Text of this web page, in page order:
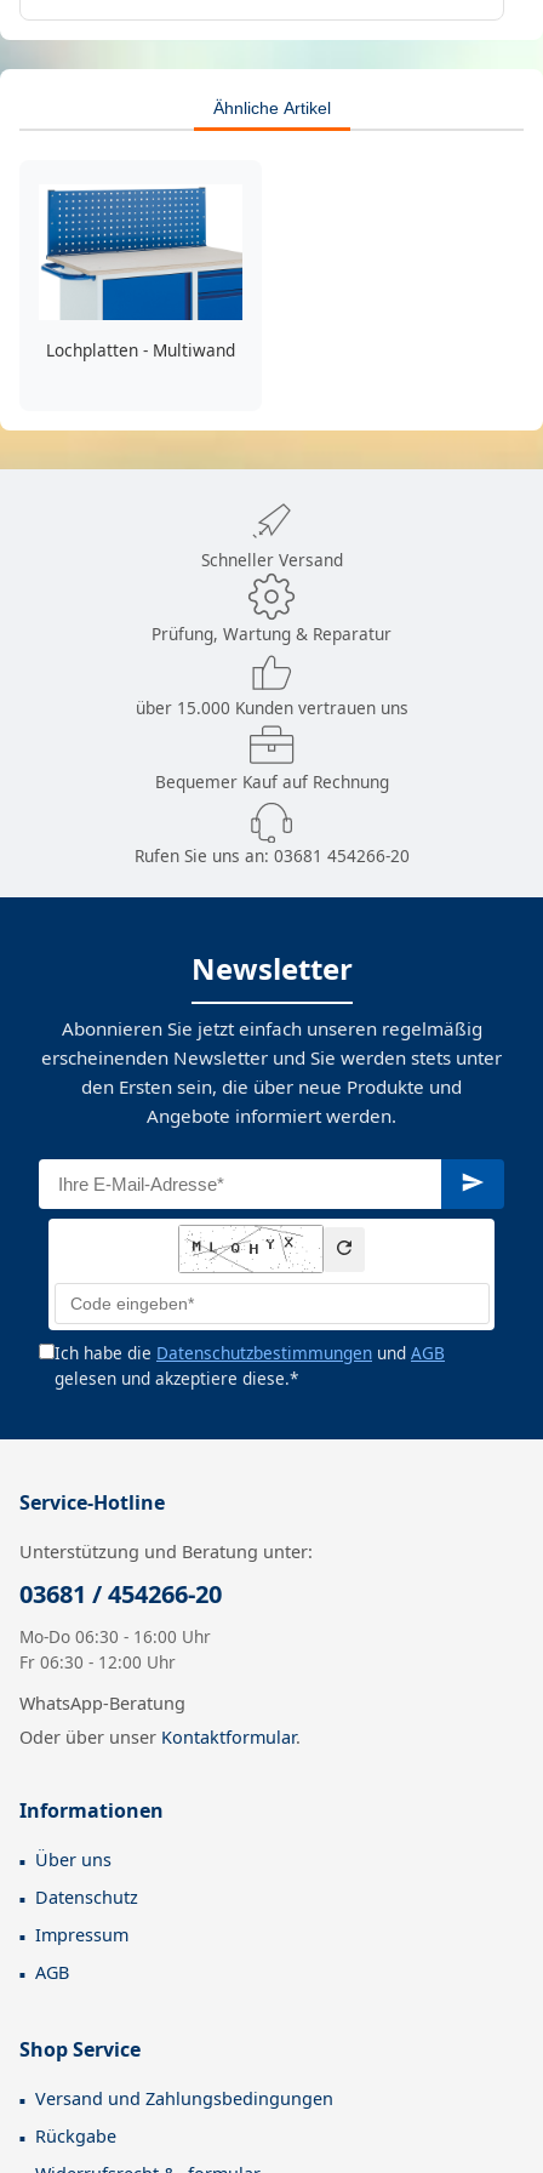
Ähnliche Artikel
Lochplatten - Multiwand
Schneller Versand
Prüfung, Wartung & Reparatur
über 15.000 Kunden vertrauen uns
Bequemer Kauf auf Rechnung
Rufen Sie uns an: 03681 454266-20
Newsletter
Abonnieren Sie jetzt einfach unseren regelmäßig
erscheinenden Newsletter und Sie werden stets unter
den Ersten sein, die über neue Produkte und
Angebote informiert werden.
Ich habe die Datenschutzbestimmungen und AGB
gelesen und akzeptiere diese.*
Service-Hotline
Unterstützung und Beratung unter:
03681 / 454266-20
Mo-Do 06:30 - 16:00 Uhr
Fr 06:30 - 12:00 Uhr
WhatsApp-Beratung
Oder über unser Kontaktformular.
Informationen
Über uns
Datenschutz
Impressum
AGB
Shop Service
Versand und Zahlungsbedingungen
Rückgabe